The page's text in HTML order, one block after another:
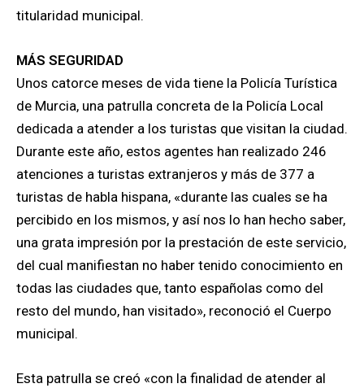
titularidad municipal.
MÁS SEGURIDAD
Unos catorce meses de vida tiene la Policía Turística
de Murcia, una patrulla concreta de la Policía Local
dedicada a atender a los turistas que visitan la ciudad.
Durante este año, estos agentes han realizado 246
atenciones a turistas extranjeros y más de 377 a
turistas de habla hispana, «durante las cuales se ha
percibido en los mismos, y así nos lo han hecho saber,
una grata impresión por la prestación de este servicio,
del cual manifiestan no haber tenido conocimiento en
todas las ciudades que, tanto españolas como del
resto del mundo, han visitado», reconoció el Cuerpo
municipal.
Esta patrulla se creó «con la finalidad de atender al